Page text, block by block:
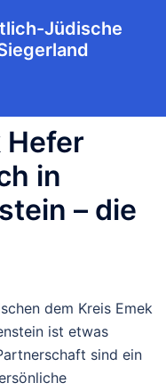
Jüdische
Hefer
in
– die
dem Kreis Emek
ist etwas
sind ein